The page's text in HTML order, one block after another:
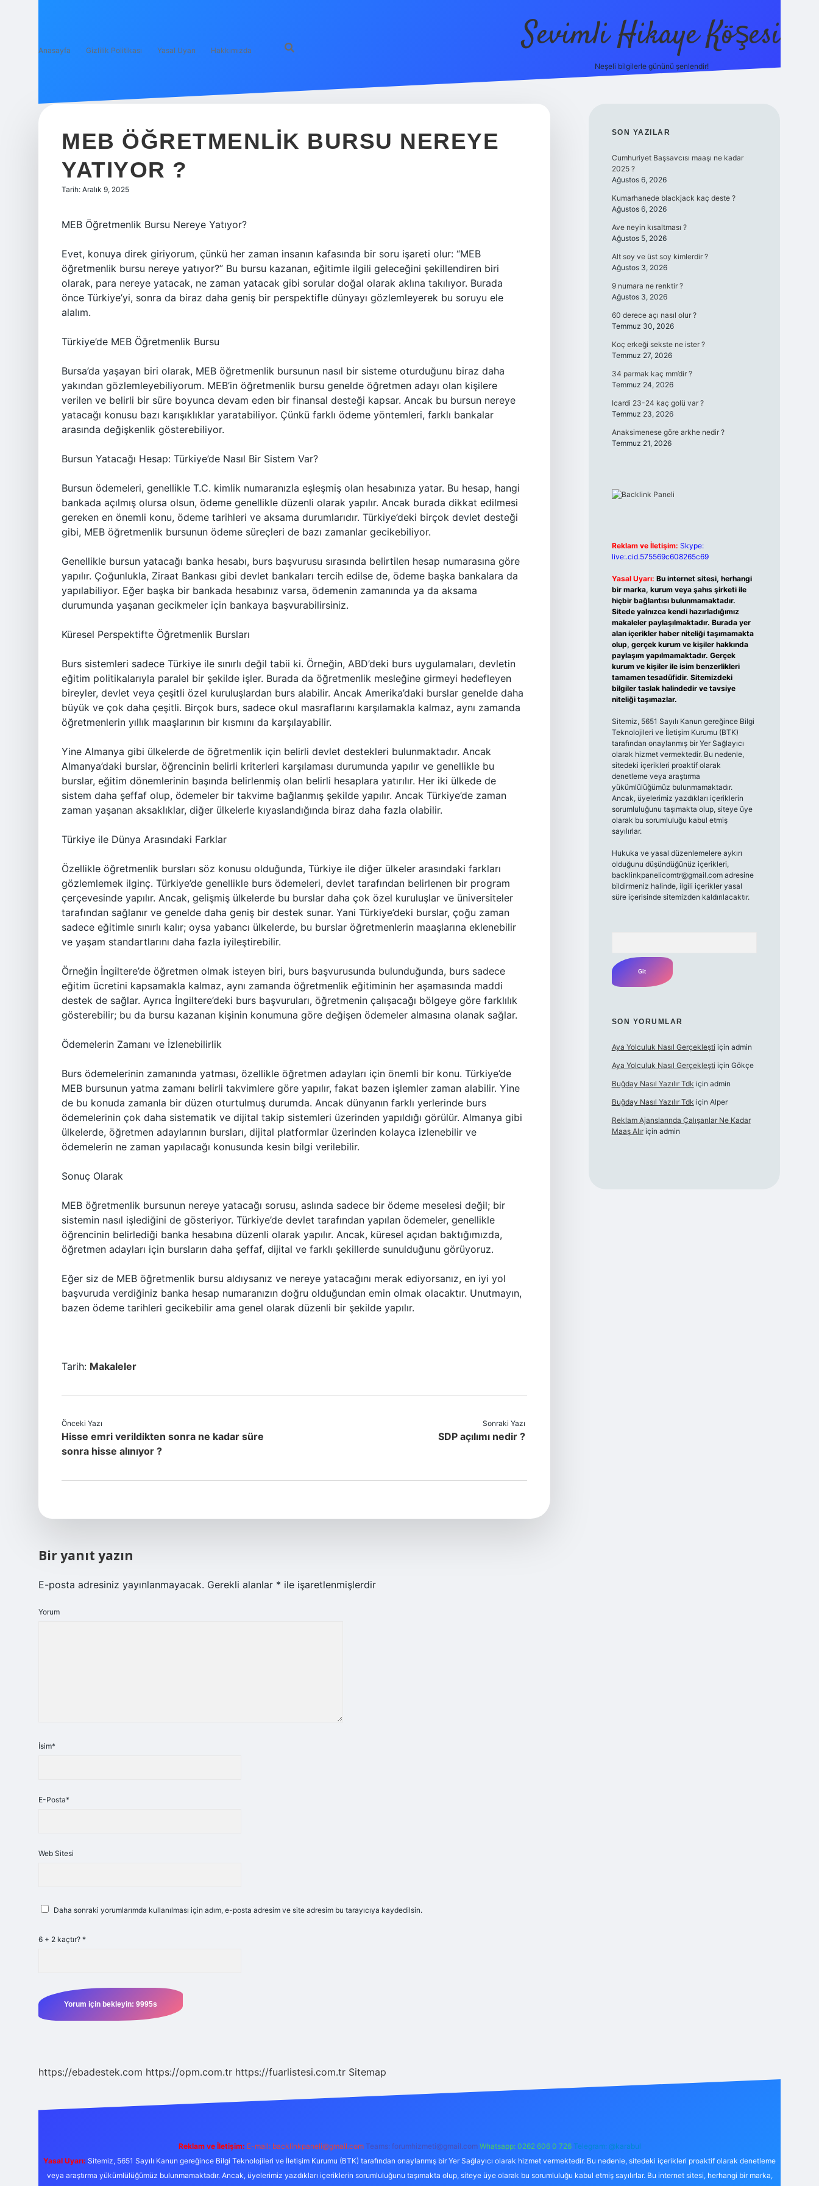
Anasayfa Gizlilik Politikası Yasal Uyarı Hakkımızda Sevimli Hikaye Köşesi
Neşeli bilgilerle gününü şenlendir!
MEB ÖĞRETMENLIK BURSU NEREYE
YATIYOR ?
Tarih: Aralık 9, 2025
MEB Öğretmenlik Bursu Nereye Yatıyor?
Evet, konuya direk giriyorum, çünkü her zaman insanın kafasında bir soru işareti olur: “MEB
öğretmenlik bursu nereye yatıyor?” Bu bursu kazanan, eğitimle ilgili geleceğini şekillendiren biri
olarak, para nereye yatacak, ne zaman yatacak gibi sorular doğal olarak aklına takılıyor. Burada
önce Türkiye’yi, sonra da biraz daha geniş bir perspektifle dünyayı gözlemleyerek bu soruyu ele
alalım.
Türkiye’de MEB Öğretmenlik Bursu
Bursa’da yaşayan biri olarak, MEB öğretmenlik bursunun nasıl bir sisteme oturduğunu biraz daha
yakından gözlemleyebiliyorum. MEB’in öğretmenlik bursu genelde öğretmen adayı olan kişilere
verilen ve belirli bir süre boyunca devam eden bir finansal desteği kapsar. Ancak bu bursun nereye
yatacağı konusu bazı karışıklıklar yaratabiliyor. Çünkü farklı ödeme yöntemleri, farklı bankalar
arasında değişkenlik gösterebiliyor.
Bursun Yatacağı Hesap: Türkiye’de Nasıl Bir Sistem Var?
Bursun ödemeleri, genellikle T.C. kimlik numaranızla eşleşmiş olan hesabınıza yatar. Bu hesap, hangi
bankada açılmış olursa olsun, ödeme genellikle düzenli olarak yapılır. Ancak burada dikkat edilmesi
gereken en önemli konu, ödeme tarihleri ve aksama durumlarıdır. Türkiye’deki birçok devlet desteği
gibi, MEB öğretmenlik bursunun ödeme süreçleri de bazı zamanlar gecikebiliyor.
Genellikle bursun yatacağı banka hesabı, burs başvurusu sırasında belirtilen hesap numarasına göre
yapılır. Çoğunlukla, Ziraat Bankası gibi devlet bankaları tercih edilse de, ödeme başka bankalara da
yapılabiliyor. Eğer başka bir bankada hesabınız varsa, ödemenin zamanında ya da aksama
durumunda yaşanan gecikmeler için bankaya başvurabilirsiniz.
Küresel Perspektifte Öğretmenlik Bursları
Burs sistemleri sadece Türkiye ile sınırlı değil tabii ki. Örneğin, ABD’deki burs uygulamaları, devletin
eğitim politikalarıyla paralel bir şekilde işler. Burada da öğretmenlik mesleğine girmeyi hedefleyen
bireyler, devlet veya çeşitli özel kuruluşlardan burs alabilir. Ancak Amerika’daki burslar genelde daha
büyük ve çok daha çeşitli. Birçok burs, sadece okul masraflarını karşılamakla kalmaz, aynı zamanda
öğretmenlerin yıllık maaşlarının bir kısmını da karşılayabilir.
Yine Almanya gibi ülkelerde de öğretmenlik için belirli devlet destekleri bulunmaktadır. Ancak
Almanya’daki burslar, öğrencinin belirli kriterleri karşılaması durumunda yapılır ve genellikle bu
burslar, eğitim dönemlerinin başında belirlenmiş olan belirli hesaplara yatırılır. Her iki ülkede de
sistem daha şeffaf olup, ödemeler bir takvime bağlanmış şekilde yapılır. Ancak Türkiye’de zaman
zaman yaşanan aksaklıklar, diğer ülkelerle kıyaslandığında biraz daha fazla olabilir.
Türkiye ile Dünya Arasındaki Farklar
Özellikle öğretmenlik bursları söz konusu olduğunda, Türkiye ile diğer ülkeler arasındaki farkları
gözlemlemek ilginç. Türkiye’de genellikle burs ödemeleri, devlet tarafından belirlenen bir program
çerçevesinde yapılır. Ancak, gelişmiş ülkelerde bu burslar daha çok özel kuruluşlar ve üniversiteler
tarafından sağlanır ve genelde daha geniş bir destek sunar. Yani Türkiye’deki burslar, çoğu zaman
sadece eğitimle sınırlı kalır; oysa yabancı ülkelerde, bu burslar öğretmenlerin maaşlarına eklenebilir
ve yaşam standartlarını daha fazla iyileştirebilir.
Örneğin İngiltere’de öğretmen olmak isteyen biri, burs başvurusunda bulunduğunda, burs sadece
eğitim ücretini kapsamakla kalmaz, aynı zamanda öğretmenlik eğitiminin her aşamasında maddi
destek de sağlar. Ayrıca İngiltere’deki burs başvuruları, öğretmenin çalışacağı bölgeye göre farklılık
gösterebilir; bu da bursu kazanan kişinin konumuna göre değişen ödemeler almasına olanak sağlar.
Ödemelerin Zamanı ve İzlenebilirlik
Burs ödemelerinin zamanında yatması, özellikle öğretmen adayları için önemli bir konu. Türkiye’de
MEB bursunun yatma zamanı belirli takvimlere göre yapılır, fakat bazen işlemler zaman alabilir. Yine
de bu konuda zamanla bir düzen oturtulmuş durumda. Ancak dünyanın farklı yerlerinde burs
ödemelerinin çok daha sistematik ve dijital takip sistemleri üzerinden yapıldığı görülür. Almanya gibi
ülkelerde, öğretmen adaylarının bursları, dijital platformlar üzerinden kolayca izlenebilir ve
ödemelerin ne zaman yapılacağı konusunda kesin bilgi verilebilir.
Sonuç Olarak
MEB öğretmenlik bursunun nereye yatacağı sorusu, aslında sadece bir ödeme meselesi değil; bir
sistemin nasıl işlediğini de gösteriyor. Türkiye’de devlet tarafından yapılan ödemeler, genellikle
öğrencinin belirlediği banka hesabına düzenli olarak yapılır. Ancak, küresel açıdan baktığımızda,
öğretmen adayları için bursların daha şeffaf, dijital ve farklı şekillerde sunulduğunu görüyoruz.
Eğer siz de MEB öğretmenlik bursu aldıysanız ve nereye yatacağını merak ediyorsanız, en iyi yol
başvuruda verdiğiniz banka hesap numaranızın doğru olduğundan emin olmak olacaktır. Unutmayın,
bazen ödeme tarihleri gecikebilir ama genel olarak düzenli bir şekilde yapılır.
Tarih: Makaleler
Önceki Yazı
Hisse emri verildikten sonra ne kadar süre
sonra hisse alınıyor ?
Sonraki Yazı
SDP açılımı nedir ?
Bir yanıt yazın
E-posta adresiniz yayınlanmayacak. Gerekli alanlar * ile işaretlenmişlerdir
Yorum
İsim*
E-Posta*
Web Sitesi
Daha sonraki yorumlarımda kullanılması için adım, e-posta adresim ve site adresim bu tarayıcıya kaydedilsin.
6 + 2 kaçtır? *
https://ebadestek.com https://opm.com.tr https://fuarlistesi.com.tr Sitemap
SIDEBAR
SON YAZILAR
Cumhuriyet Başsavcısı maaşı ne kadar
2025 ?
Ağustos 6, 2026
Kumarhanede blackjack kaç deste ?
Ağustos 6, 2026
Ave neyin kısaltması ?
Ağustos 5, 2026
Alt soy ve üst soy kimlerdir ?
Ağustos 3, 2026
9 numara ne renktir ?
Ağustos 3, 2026
60 derece açı nasıl olur ?
Temmuz 30, 2026
Koç erkeği sekste ne ister ?
Temmuz 27, 2026
34 parmak kaç mm’dir ?
Temmuz 24, 2026
Icardi 23-24 kaç golü var ?
Temmuz 23, 2026
Anaksimenese göre arkhe nedir ?
Temmuz 21, 2026
Reklam ve İletişim: Skype:
live:.cid.575569c608265c69
Yasal Uyarı: Bu internet sitesi, herhangi
bir marka, kurum veya şahıs şirketi ile
hiçbir bağlantısı bulunmamaktadır.
Sitede yalnızca kendi hazırladığımız
makaleler paylaşılmaktadır. Burada yer
alan içerikler haber niteliği taşımamakta
olup, gerçek kurum ve kişiler hakkında
paylaşım yapılmamaktadır. Gerçek
kurum ve kişiler ile isim benzerlikleri
tamamen tesadüfidir. Sitemizdeki
bilgiler taslak halindedir ve tavsiye
niteliği taşımazlar.
Sitemiz, 5651 Sayılı Kanun gereğince Bilgi
Teknolojileri ve İletişim Kurumu (BTK)
tarafından onaylanmış bir Yer Sağlayıcı
olarak hizmet vermektedir. Bu nedenle,
sitedeki içerikleri proaktif olarak
denetleme veya araştırma
yükümlülüğümüz bulunmamaktadır.
Ancak, üyelerimiz yazdıkları içeriklerin
sorumluluğunu taşımakta olup, siteye üye
olarak bu sorumluluğu kabul etmiş
sayılırlar.
Hukuka ve yasal düzenlemelere aykırı
olduğunu düşündüğünüz içerikleri,
backlinkpanelicomtr@gmail.com adresine
bildirmeniz halinde, ilgili içerikler yasal
süre içerisinde sitemizden kaldırılacaktır.
SON YORUMLAR
Aya Yolculuk Nasıl Gerçekleşti için admin
Aya Yolculuk Nasıl Gerçekleşti için Gökçe
Buğday Nasıl Yazılır Tdk için admin
Buğday Nasıl Yazılır Tdk için Alper
Reklam Ajanslarında Çalışanlar Ne Kadar
Maaş Alıriçin admin
Reklam ve İletişim: E-mail: backlinkpaneli@gmail.com Teams: forumhizmeti@gmail.com Whatsapp: 0262 606 0 726 Telegram: @karabul
Yasal Uyarı: Sitemiz, 5651 Sayılı Kanun gereğince Bilgi Teknolojileri ve İletişim Kurumu (BTK) tarafından onaylanmış bir Yer Sağlayıcı olarak hizmet vermektedir. Bu nedenle, sitedeki içerikleri proaktif olarak denetleme
veya araştırma yükümlülüğümüz bulunmamaktadır. Ancak, üyelerimiz yazdıkları içeriklerin sorumluluğunu taşımakta olup, siteye üye olarak bu sorumluluğu kabul etmiş sayılırlar. Bu internet sitesi, herhangi bir marka,